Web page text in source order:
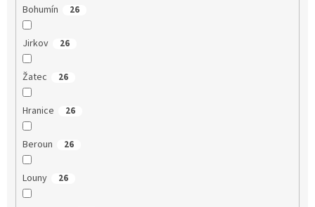
Bohumín 26
Jirkov 26
Žatec 26
Hranice 26
Beroun 26
Louny 26